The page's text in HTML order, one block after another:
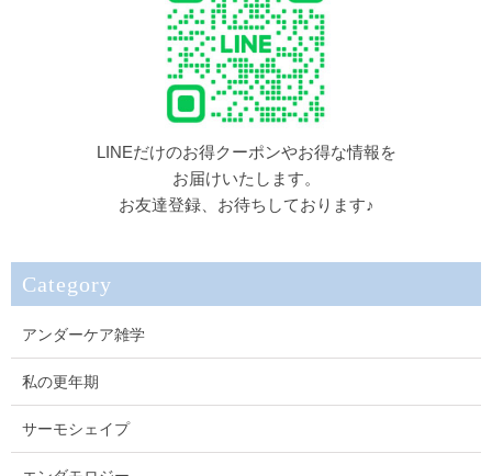
LINEだけのお得クーポンやお得な情報を
お届けいたします。
お友達登録、お待ちしております♪
Category
アンダーケア雑学
私の更年期
サーモシェイプ